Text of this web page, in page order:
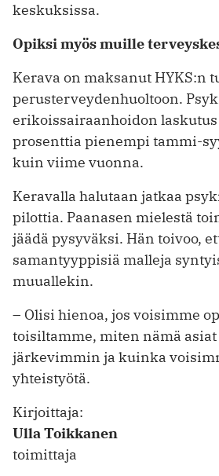
keskuksissa.
Opiksi myös muille
Kerava on maksanut HYKS:n
perusterveydenhuoltoon.
erikoissairaanhoidon
prosenttia pienempi tammi-
kuin viime vuonna.
Keravalla halutaan jatkaa
pilottia. Paanasen mielestä
jäädä pysyväksi. Hän toivoo,
samantyyppisiä malleja
muuallekin.
– Olisi hienoa, jos voisimme
toisiltamme, miten nämä
järkevimmin ja kuinka
yhteistyötä.
Kirjoittaja:
Ulla Toikkanen
toimittaja